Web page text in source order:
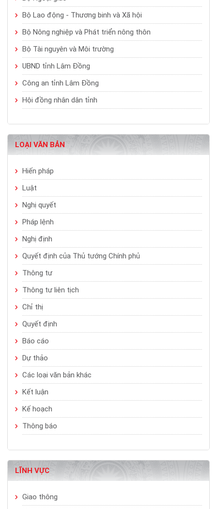
Bộ Lao động - Thương binh và Xã hội
Bộ Nông nghiệp và Phát triển nông thôn
Bộ Tài nguyên và Môi trường
UBND tỉnh Lâm Đồng
Công an tỉnh Lâm Đồng
Hội đồng nhân dân tỉnh
LOẠI VĂN BẢN
Hiến pháp
Luật
Nghị quyết
Pháp lệnh
Nghị định
Quyết định của Thủ tướng Chính phủ
Thông tư
Thông tư liên tịch
Chỉ thị
Quyết định
Báo cáo
Dự thảo
Các loại văn bản khác
Kết luận
Kế hoạch
Thông báo
LĨNH VỰC
Giao thông